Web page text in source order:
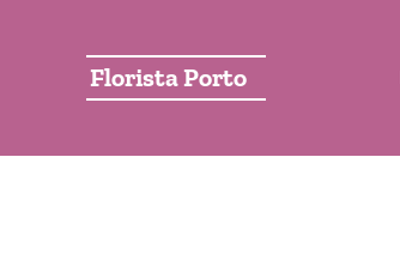
Florista Porto